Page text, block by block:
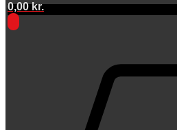
0,00kr.